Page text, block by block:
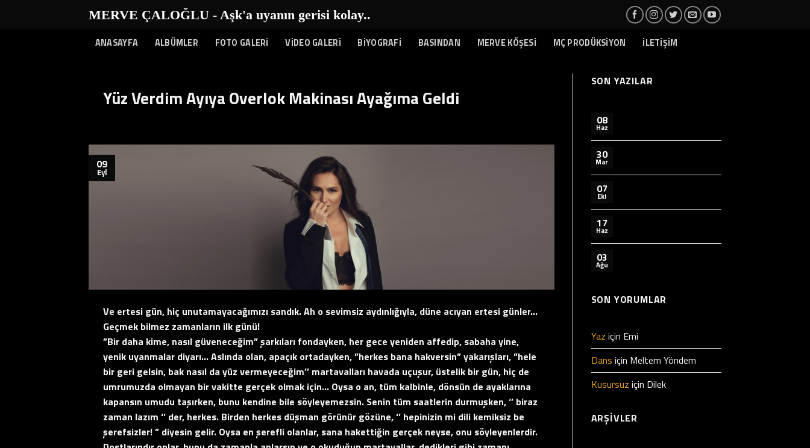
MERVE ÇALOĞLU - Aşk'a uyanın gerisi kolay...
ANASAYFA ALBÜMLER FOTO GALERİ VİDEO GALERİ BİYOGRAFİ BASINDAN MERVE KÖŞESİ MÇ PRODÜKSİYON İLETİŞİM
Yüz Verdim Ayıya Overlok Makinası Ayağıma Geldi
09
Eyl
Ve ertesi gün, hiç unutamayacağımızı sandık. Ah o sevimsiz aydınlığıyla, düne acıyan ertesi günler…
Geçmek bilmez zamanların ilk günü!
”Bir daha kime, nasıl güveneceğim” şarkıları fondayken, her gece yeniden affedip, sabaha yine,
yenik uyanmalar diyarı… Aslında olan, apaçık ortadayken, ”herkes bana hakversin” yakarışları, ”hele
bir geri gelsin, bak nasıl da yüz vermeyeceğim’’ martavalları havada uçuşur, üstelik bir gün, hiç de
umrumuzda olmayan bir vakitte gerçek olmak için… Oysa o an, tüm kalbinle, dönsün de ayaklarına
kapansın umudu taşırken, bunu kendine bile söyleyemezsin. Senin tüm saatlerin durmuşken, ‘’ biraz
zaman lazım ‘’ der, herkes. Birden herkes düşman görünür gözüne, ‘’ hepinizin mi dili kemiksiz be
şerefsizler! ” diyesin gelir. Oysa en şerefli olanlar, sana hakettiğin gerçek neyse, onu söyleyenlerdir.
SON YAZILAR
08
Haz
30
Mar
07
Eki
17
Haz
03
Ağu
SON YORUMLAR
Yaz için Emi
Dans için Meltem Yöndem
Kusursuz için Dilek
ARŞIVLER